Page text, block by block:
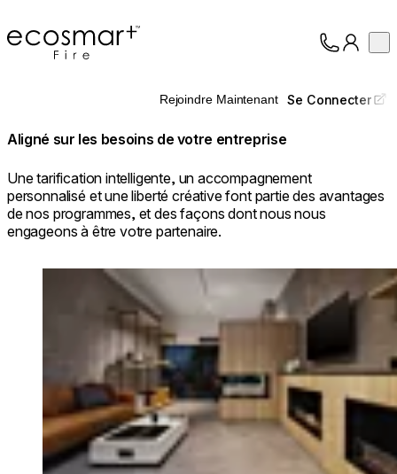
EcoSmart Fire
Professionnels
Rejoindre Maintenant Se Connecter
Aligné sur les besoins de votre entreprise
Une tarification intelligente, un accompagnement
personnalisé et une liberté créative font partie des avantages
de nos programmes, et des façons dont nous nous
engageons à être votre partenaire.
Loading image...